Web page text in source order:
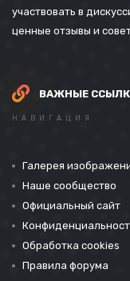
участвовать в
ценные отзывы и
ВАЖНЫЕ
НАВИГАЦИЯ
Галерея
Наше сообщество
Официальный сайт
Обработка cookies
Правила форума